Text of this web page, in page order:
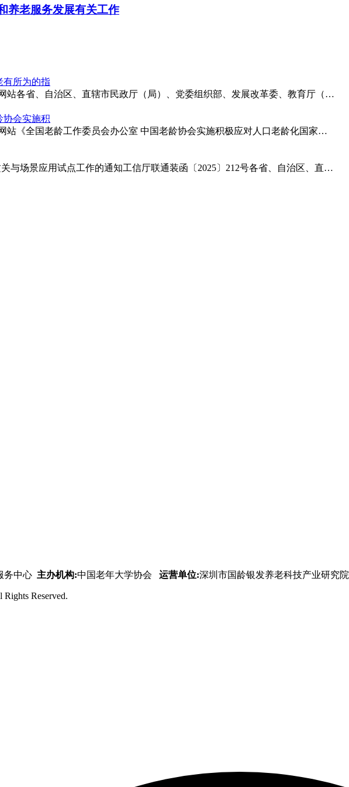
养老服务发展有关工作
有所为的指
站各省、自治区、直辖市民政厅（局）、党委组织部、发展改革委、教育厅（…
协会实施积
站《全国老龄工作委员会办公室 中国老龄协会实施积极应对人口老龄化国家…
与场景应用试点工作的通知工信厅联通装函〔2025〕212号各省、自治区、直…
务中心 主办机构:中国老年大学协会 运营单位:深圳市国龄银发养老科技产业研究院
Reserved.